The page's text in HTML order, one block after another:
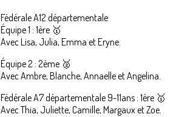
Fédérale A12 départementale
Équipe 1 : 1ère 🥇
Avec Lisa, Julia, Emma et Eryne.
Équipe 2 : 2ème 🥈
Avec Ambre, Blanche, Annaelle et Angelina.
Fédérale A7 départementale 9-11ans : 1ère 🥇
Avec Thia, Juliette, Camille, Margaux et Zoe.